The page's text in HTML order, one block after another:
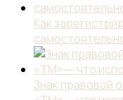
Как
Знак правовой